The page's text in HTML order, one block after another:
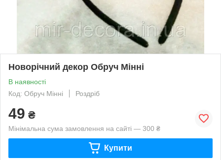
Новорічний декор Обруч Мінні
В наявності
Код: Обруч Мінні
Роздріб
49 ₴
Мінімальна сума замовлення на сайті — 300 ₴
Купити